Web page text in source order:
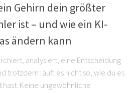
Gehirn dein größter
ist – und wie ein KI-
ändern kann
analysiert, eine Entscheidung
trotzdem läuft es nicht so, wie du es
Keine ungewöhnliche